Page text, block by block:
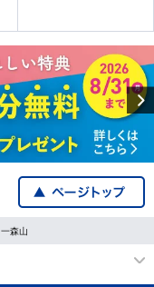
一森山